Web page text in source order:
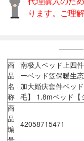
ります。ご理
商
品
名
称
南极人ベッド上四
ーベッド笠保暖生
加大婚庆套件ベッ
毛】 1.8mベッド【
商
品
编
42058715471